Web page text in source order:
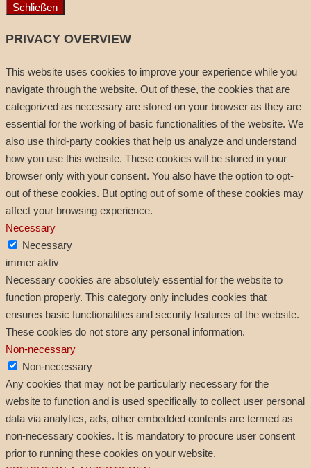
Schließen
PRIVACY OVERVIEW
This website uses cookies to improve your experience while you
navigate through the website. Out of these, the cookies that are
categorized as necessary are stored on your browser as they are
essential for the working of basic functionalities of the website. We
also use third-party cookies that help us analyze and understand
how you use this website. These cookies will be stored in your
browser only with your consent. You also have the option to opt-
out of these cookies. But opting out of some of these cookies may
affect your browsing experience.
Necessary
Necessary
immer aktiv
Necessary cookies are absolutely essential for the website to
function properly. This category only includes cookies that
ensures basic functionalities and security features of the website.
These cookies do not store any personal information.
Non-necessary
Non-necessary
Any cookies that may not be particularly necessary for the
website to function and is used specifically to collect user personal
data via analytics, ads, other embedded contents are termed as
non-necessary cookies. It is mandatory to procure user consent
prior to running these cookies on your website.